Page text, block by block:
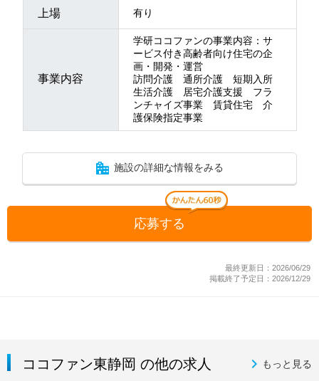
上場 有り
事業内容
学研ココファンの事業内容：サ
ービス付き高齢者向け住宅の企
画・開発・運営
訪問介護 通所介護 短期入所
生活介護 居宅介護支援 フラ
ンチャイズ事業 賃貸住宅 介
護保険指定事業
施設の詳細な情報をみる
応募する
最終更新日：2026/06/29
掲載終了予定日：2026/12/29
ココファン東静岡 の他の求人 もっと見る